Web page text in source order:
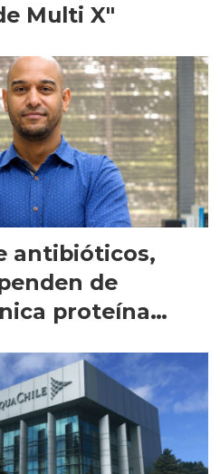
Multi X"
antibióticos,
de
proteína